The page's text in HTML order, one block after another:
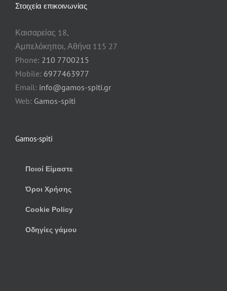
Στοιχεία επικοινωνίας
Καισαρείας 18,
Αμπελόκηποι, Αθήνα 115 27
Phone: 210 7700215
Mobile: 6977463977
Email: info@gamos-spiti.gr
Web: Gamos-spiti
Gamos-spiti
Ποιοί Είμαστε
Όροι Χρήσης
Cookie Policy
Οδηγίες γάμου